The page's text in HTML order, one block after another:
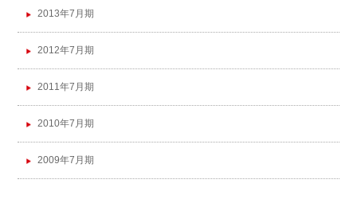
2013年7月期
2012年7月期
2011年7月期
2010年7月期
2009年7月期